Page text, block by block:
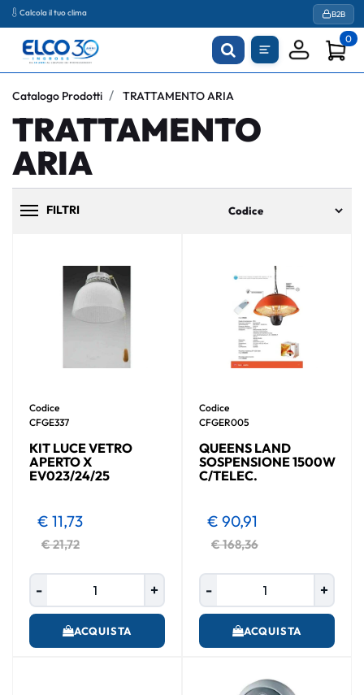
Calcola il tuo clima B2B
0
Catalogo Prodotti TRATTAMENTO ARIA
TRATTAMENTO
ARIA
Codice
CFGE337
KIT LUCE VETRO
APERTO X
EV023/24/25
€ 21,72
€ 11,73
ACQUISTA
Codice
CFGER005
QUEENS LAND
SOSPENSIONE 1500W
C/TELEC.
€ 168,36
€ 90,91
ACQUISTA
FILTRI